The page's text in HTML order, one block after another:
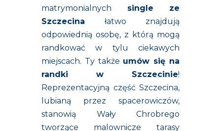
matrymonialnych single ze
Szczecina łatwo znajdują
odpowiednią osobę, z którą mogą
randkować w tylu ciekawych
miejscach. Ty także umów się na
randki w Szczecinie!
Reprezentacyjną część Szczecina,
lubianą przez spacerowiczów,
stanowią Wały Chrobrego
tworzące malownicze tarasy